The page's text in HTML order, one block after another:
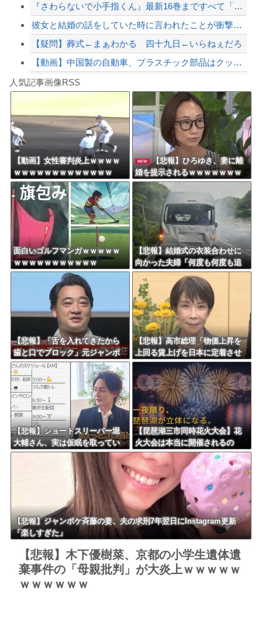
【緊急速報】NYで警官が黒人男性の首を絞め、暴動第二波不可避へ
Powered by livedoor 相互RSS
『さわらないで小手指くん』最新16巻まですべて「50％ポイント還元」セール！5,...
彼女と結婚の話をしていた時に言われたことが衝撃だった
【疑問】葬式←まぁわかる 四十九日←いらねぇだろ
【動画】中国製の自動車、プラスチック部品はクッキーのように脆い
【動画】タイのティパンコーン王子が日本人女性とデートか？
8/4のニュース
日本旅行キャンセルすべきか…1万年ぶり史上最大級の火山の兆し＝韓国の反応
更新中止のお知らせ
海外「おめでとうタキ！」リヴァプール南野がバースデーゴール！！
Powered by livedoor 相互RSS
人気記事画像RSS
【動画】女性審判炎上ｗｗｗｗ
ｗｗｗｗｗｗｗｗｗｗｗｗｗ
NEW
【悲報】ひろゆき、妻に離
婚を提示されるｗｗｗｗｗｗｗ
ｗｗｗｗｗｗｗｗｗ
面白いゴルフマンガｗｗｗｗｗ
ｗｗｗｗｗｗｗｗｗｗｗ
【悲報】結婚式の衣装合わせに
向かった夫婦「何度も何度も追
突され…何が目的か本当に理解
できない」東名高速で続いた約1.
7キロの追突
【悲報】「舌を入れてきたから
歯と口でブロック」元ジャンポ
ケ斉藤の不同意性交公判
【悲報】高市総理「物価上昇を
上回る賃上げを日本に定着させ
る」 →国家公務員月給3.51％増
へ 地方公務員も追随する見通し
【悲報】ショートスリーパー堀
大輔さん、実は仮眠を取ってい
たｗｗｗｗｗｗｗｗｗｗｗｗｗ
【琵琶湖三市同時花火大会】花
火大会は本当に開催されるの
か…ＨＰで観覧券販売も消防へ
の申請なし、３自治体は「関与
してない」と声明
【悲報】ジャンポケ斉藤の妻、夫の求刑7年翌日にInstagram更新
「楽しすぎた」
【悲報】木下優樹菜、京都の小学生遺体遺
棄事件の「母親批判」が大炎上ｗｗｗｗｗ
ｗｗｗｗｗｗ